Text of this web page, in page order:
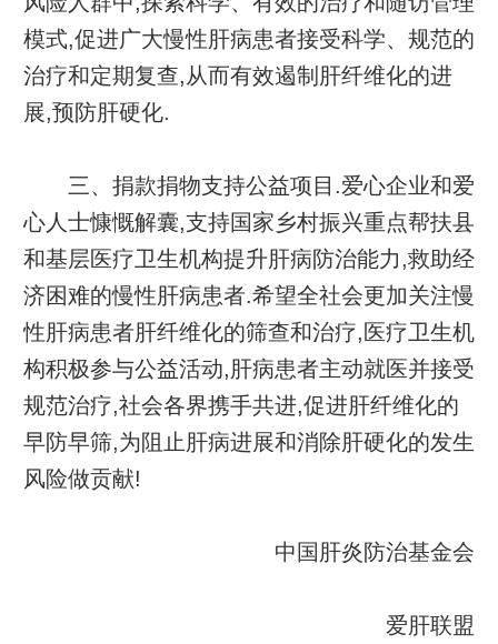
模式,促进广大慢性肝病患者接受科学、规范的
治疗和定期复查,从而有效遏制肝纤维化的进
展,预防肝硬化.
三、捐款捐物支持公益项目.爱心企业和爱
心人士慷慨解囊,支持国家乡村振兴重点帮扶县
和基层医疗卫生机构提升肝病防治能力,救助经
济困难的慢性肝病患者.希望全社会更加关注慢
性肝病患者肝纤维化的筛查和治疗,医疗卫生机
构积极参与公益活动,肝病患者主动就医并接受
规范治疗,社会各界携手共进,促进肝纤维化的
早防早筛,为阻止肝病进展和消除肝硬化的发生
风险做贡献!
中国肝炎防治基金会
爱肝联盟